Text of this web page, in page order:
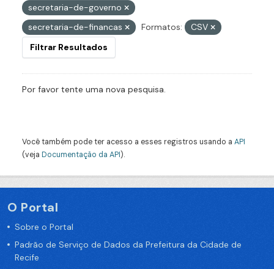
secretaria-de-governo
secretaria-de-financas
Formatos:
CSV
Filtrar Resultados
Por favor tente uma nova pesquisa.
Você também pode ter acesso a esses registros usando a API
(veja Documentação da API).
O Portal
Sobre o Portal
Padrão de Serviço de Dados da Prefeitura da Cidade de
Recife